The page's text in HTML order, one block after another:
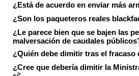
¿Está de acuerdo en enviar más
¿Son los paqueteros reales
¿Le parece bien que se bajen las
malversación de caudales
¿Quién debe dimitir tras el fracaso
¿Cree que debería dimitir la